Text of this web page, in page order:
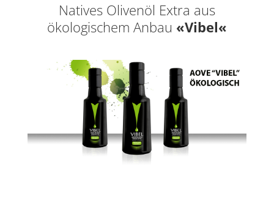
Natives Olivenöl Extra aus
ökologischem Anbau «Vibel«